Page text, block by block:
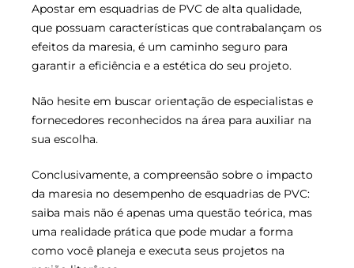
Apostar em esquadrias de PVC de alta qualidade,
que possuam características que contrabalançam os
efeitos da maresia, é um caminho seguro para
garantir a eficiência e a estética do seu projeto.
Não hesite em buscar orientação de especialistas e
fornecedores reconhecidos na área para auxiliar na
sua escolha.
Conclusivamente, a compreensão sobre o impacto
da maresia no desempenho de esquadrias de PVC:
saiba mais não é apenas uma questão teórica, mas
uma realidade prática que pode mudar a forma
como você planeja e executa seus projetos na